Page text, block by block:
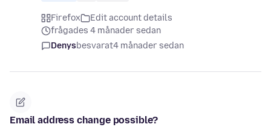
Firefox
Edit account details
frågades 4 månader sedan
Denysbesvarat4 månader sedan
Email address change possible?